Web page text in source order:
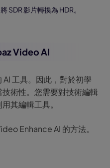
將 SDR 影片轉換為 HDR。
Video AI
工具。因此，對於初學
術性。您需要對技術編輯
其編輯工具。
Enhance AI 的方法。